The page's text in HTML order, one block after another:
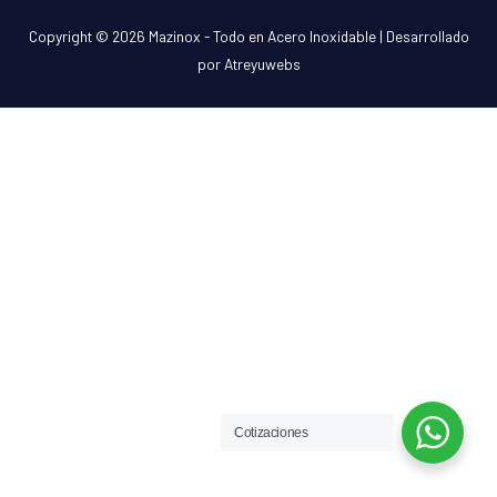
Copyright © 2026 Mazinox - Todo en Acero Inoxidable| Desarrollado
por Atreyuwebs
Cotizaciones